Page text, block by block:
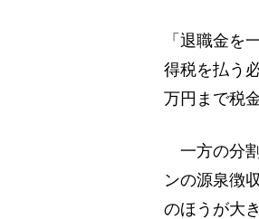
「退職金を
得税を払う
万円まで税
一方の分
ンの源泉徴
のほうが大